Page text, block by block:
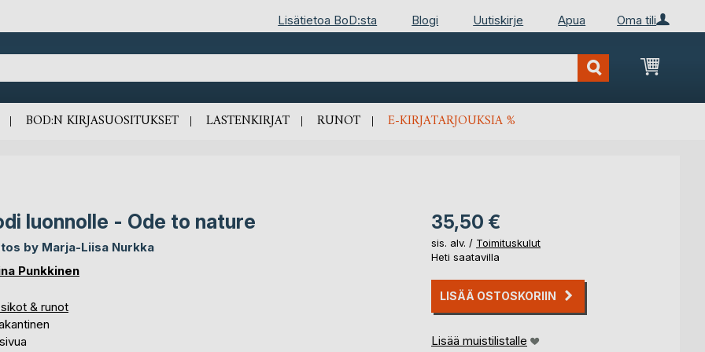
Oma tili
Lisätietoa BoD:sta Blogi Uutiskirje Apua
BOD:N KIRJASUOSITUKSET LASTENKIRJAT RUNOT E-KIRJATARJOUKSIA %
luonnolle - Ode to nature
by Marja-Liisa Nurkka
Punkkinen
& runot
35,50 €
sis. alv. / Toimituskulut
Heti saatavilla
LISÄÄ OSTOSKORIIN
Lisää muistilistalle